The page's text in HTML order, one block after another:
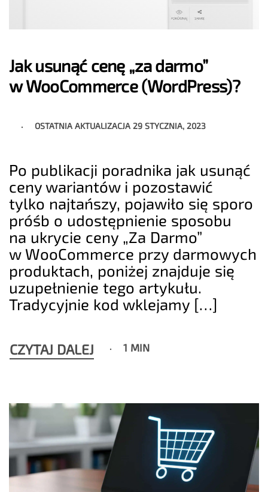
Jak usunąć cenę „za darmo”
w WooCommerce (WordPress)?
OSTATNIA AKTUALIZACJA 29 STYCZNIA, 2023
Po publikacji poradnika jak usunąć
ceny wariantów i pozostawić
tylko najtańszy, pojawiło się sporo
próśb o udostępnienie sposobu
na ukrycie ceny „Za Darmo”
w WooCommerce przy darmowych
produktach, poniżej znajduje się
uzupełnienie tego artykułu.
Tradycyjnie kod wklejamy […]
CZYTAJ DALEJ 1 MIN